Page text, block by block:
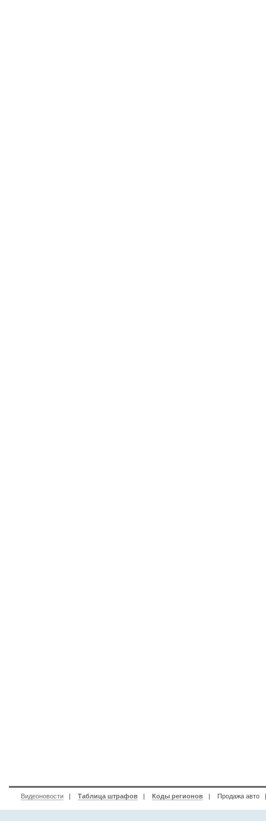
Видеоновости | Таблица штрафов | Коды регионов | Продажа авто